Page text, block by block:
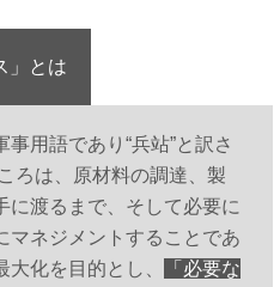
」とは
用語であり“兵站”と訳さ
ろは、原材料の調達、製
に渡るまで、そして必要に
マネジメントすることであ
化を目的とし、
「必要な